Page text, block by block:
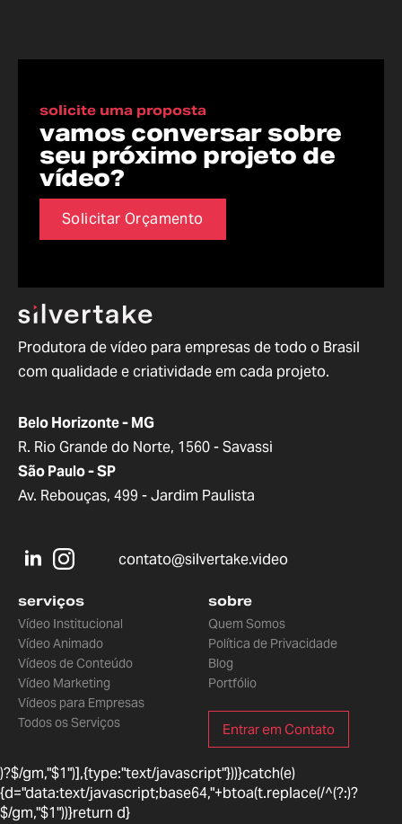
solicite uma proposta
vamos conversar sobre
seu próximo projeto de
vídeo?
Solicitar Orçamento
Produtora de vídeo para empresas de todo o Brasil
com qualidade e criatividade em cada projeto.
Belo Horizonte - MG
R. Rio Grande do Norte, 1560 - Savassi
São Paulo - SP
Av. Rebouças, 499 - Jardim Paulista
contato@silvertake.video
serviços
Vídeo Institucional
Vídeo Animado
Vídeos de Conteúdo
Vídeo Marketing
Vídeos para Empresas
Todos os Serviços
sobre
Quem Somos
Política de Privacidade
Blog
Portfólio
Entrar em Contato
)?$/gm,"$1")],{type:"text/javascript"}))}catch(e)
{d="data:text/javascript;base64,"+btoa(t.replace(/^(?:)?
$/gm,"$1"))}return d}